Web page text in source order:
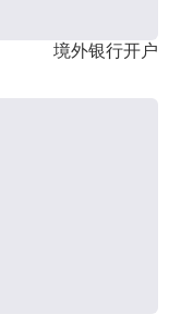
境外银行开户